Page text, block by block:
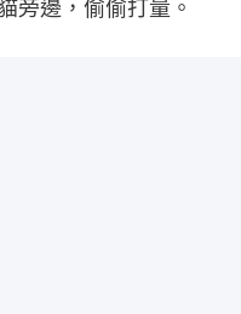
旁邊，偷偷打量。